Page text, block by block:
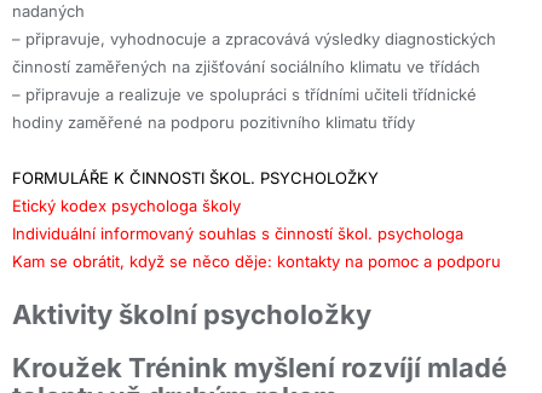
nadaných
– připravuje, vyhodnocuje a zpracovává výsledky diagnostických
činností zaměřených na zjišťování sociálního klimatu ve třídách
– připravuje a realizuje ve spolupráci s třídními učiteli třídnické
hodiny zaměřené na podporu pozitivního klimatu třídy
FORMULÁŘE K ČINNOSTI ŠKOL. PSYCHOLOŽKY
Etický kodex psychologa školy
Individuální informovaný souhlas s činností škol. psychologa
Kam se obrátit, když se něco děje: kontakty na pomoc a podporu
Aktivity školní psycholožky
Kroužek Trénink myšlení rozvíjí mladé